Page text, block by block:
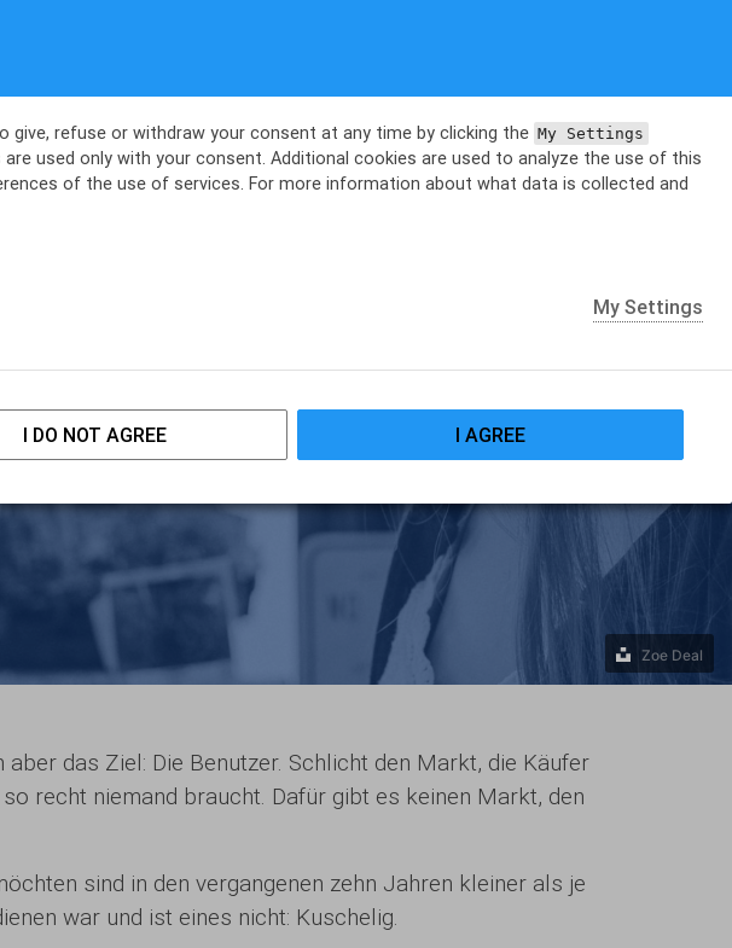
Zoe Deal
das Ziel: Die Benutzer. Schlicht den Markt, die Käufer
recht niemand braucht. Dafür gibt es keinen Markt, den
sind in den vergangenen zehn Jahren kleiner als je
war und ist eines nicht: Kuschelig.
refuse or withdraw your consent at any time by clicking the My Settings
used only with your consent. Additional cookies are used to analyze the use of this
of the use of services. For more information about what data is collected and
My Settings
I DO NOT AGREE I AGREE